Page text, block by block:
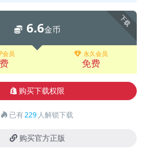
下载
6.6金币
会员 永久会员
免费
购买下载权限
已有229 人解锁下载
购买官方正版